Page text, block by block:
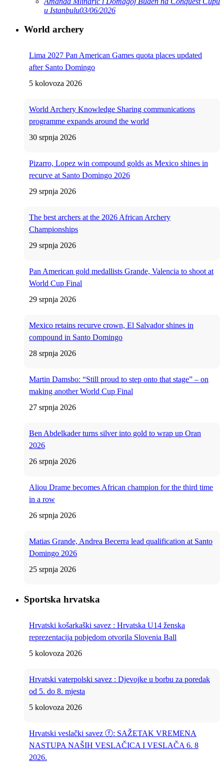
u Istanbulu03/06/2026
World archery
Lima 2027 Pan American Games quota places updated
after Santo Domingo
5 kolovoza 2026
World Archery Knowledge Sharing communications
programme expands around the world
30 srpnja 2026
Pizarro, Lopez win compound golds as Mexico shines in
recurve at Santo Domingo 2026
29 srpnja 2026
The best archers at the 2026 African Archery
Championships
29 srpnja 2026
Pan American gold medallists Grande, Valencia to shoot at
World Cup Final
29 srpnja 2026
Mexico retains recurve crown, El Salvador shines in
compound in Santo Domingo
28 srpnja 2026
Martin Damsbo: “Still proud to step onto that stage” – on
making another World Cup Final
27 srpnja 2026
Ben Abdelkader turns silver into gold to wrap up Oran
2026
26 srpnja 2026
Aliou Drame becomes African champion for the third time
in a row
26 srpnja 2026
Matias Grande, Andrea Becerra lead qualification at Santo
Domingo 2026
25 srpnja 2026
Sportska hrvatska
Hrvatski košarkaški savez : Hrvatska U14 ženska
reprezentacija pobjedom otvorila Slovenia Ball
5 kolovoza 2026
Hrvatski vaterpolski savez : Djevojke u borbu za poredak
od 5. do 8. mjesta
5 kolovoza 2026
Hrvatski veslački savez ⓕ: SAŽETAK VREMENA
NASTUPA NAŠIH VESLAČICA I VESLAČA 6. 8
2026.